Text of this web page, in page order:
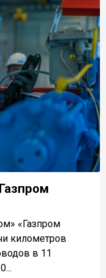
«Газпром
километров
в 11